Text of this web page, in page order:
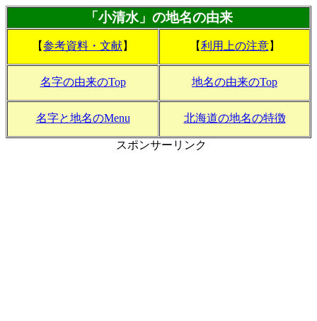
「小清水」の地名の由来
【参考資料・文献】 【利用上の注意】
名字の由来のTop 地名の由来のTop
名字と地名のMenu 北海道の地名の特徴
スポンサーリンク